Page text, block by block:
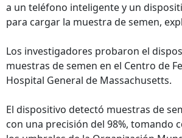
a un teléfono inteligente y un
para cargar la muestra de semen,
Los investigadores probaron el
muestras de semen en el Centro de
Hospital General de Massachusetts.
El dispositivo detectó muestras de
con una precisión del 98%, tomando